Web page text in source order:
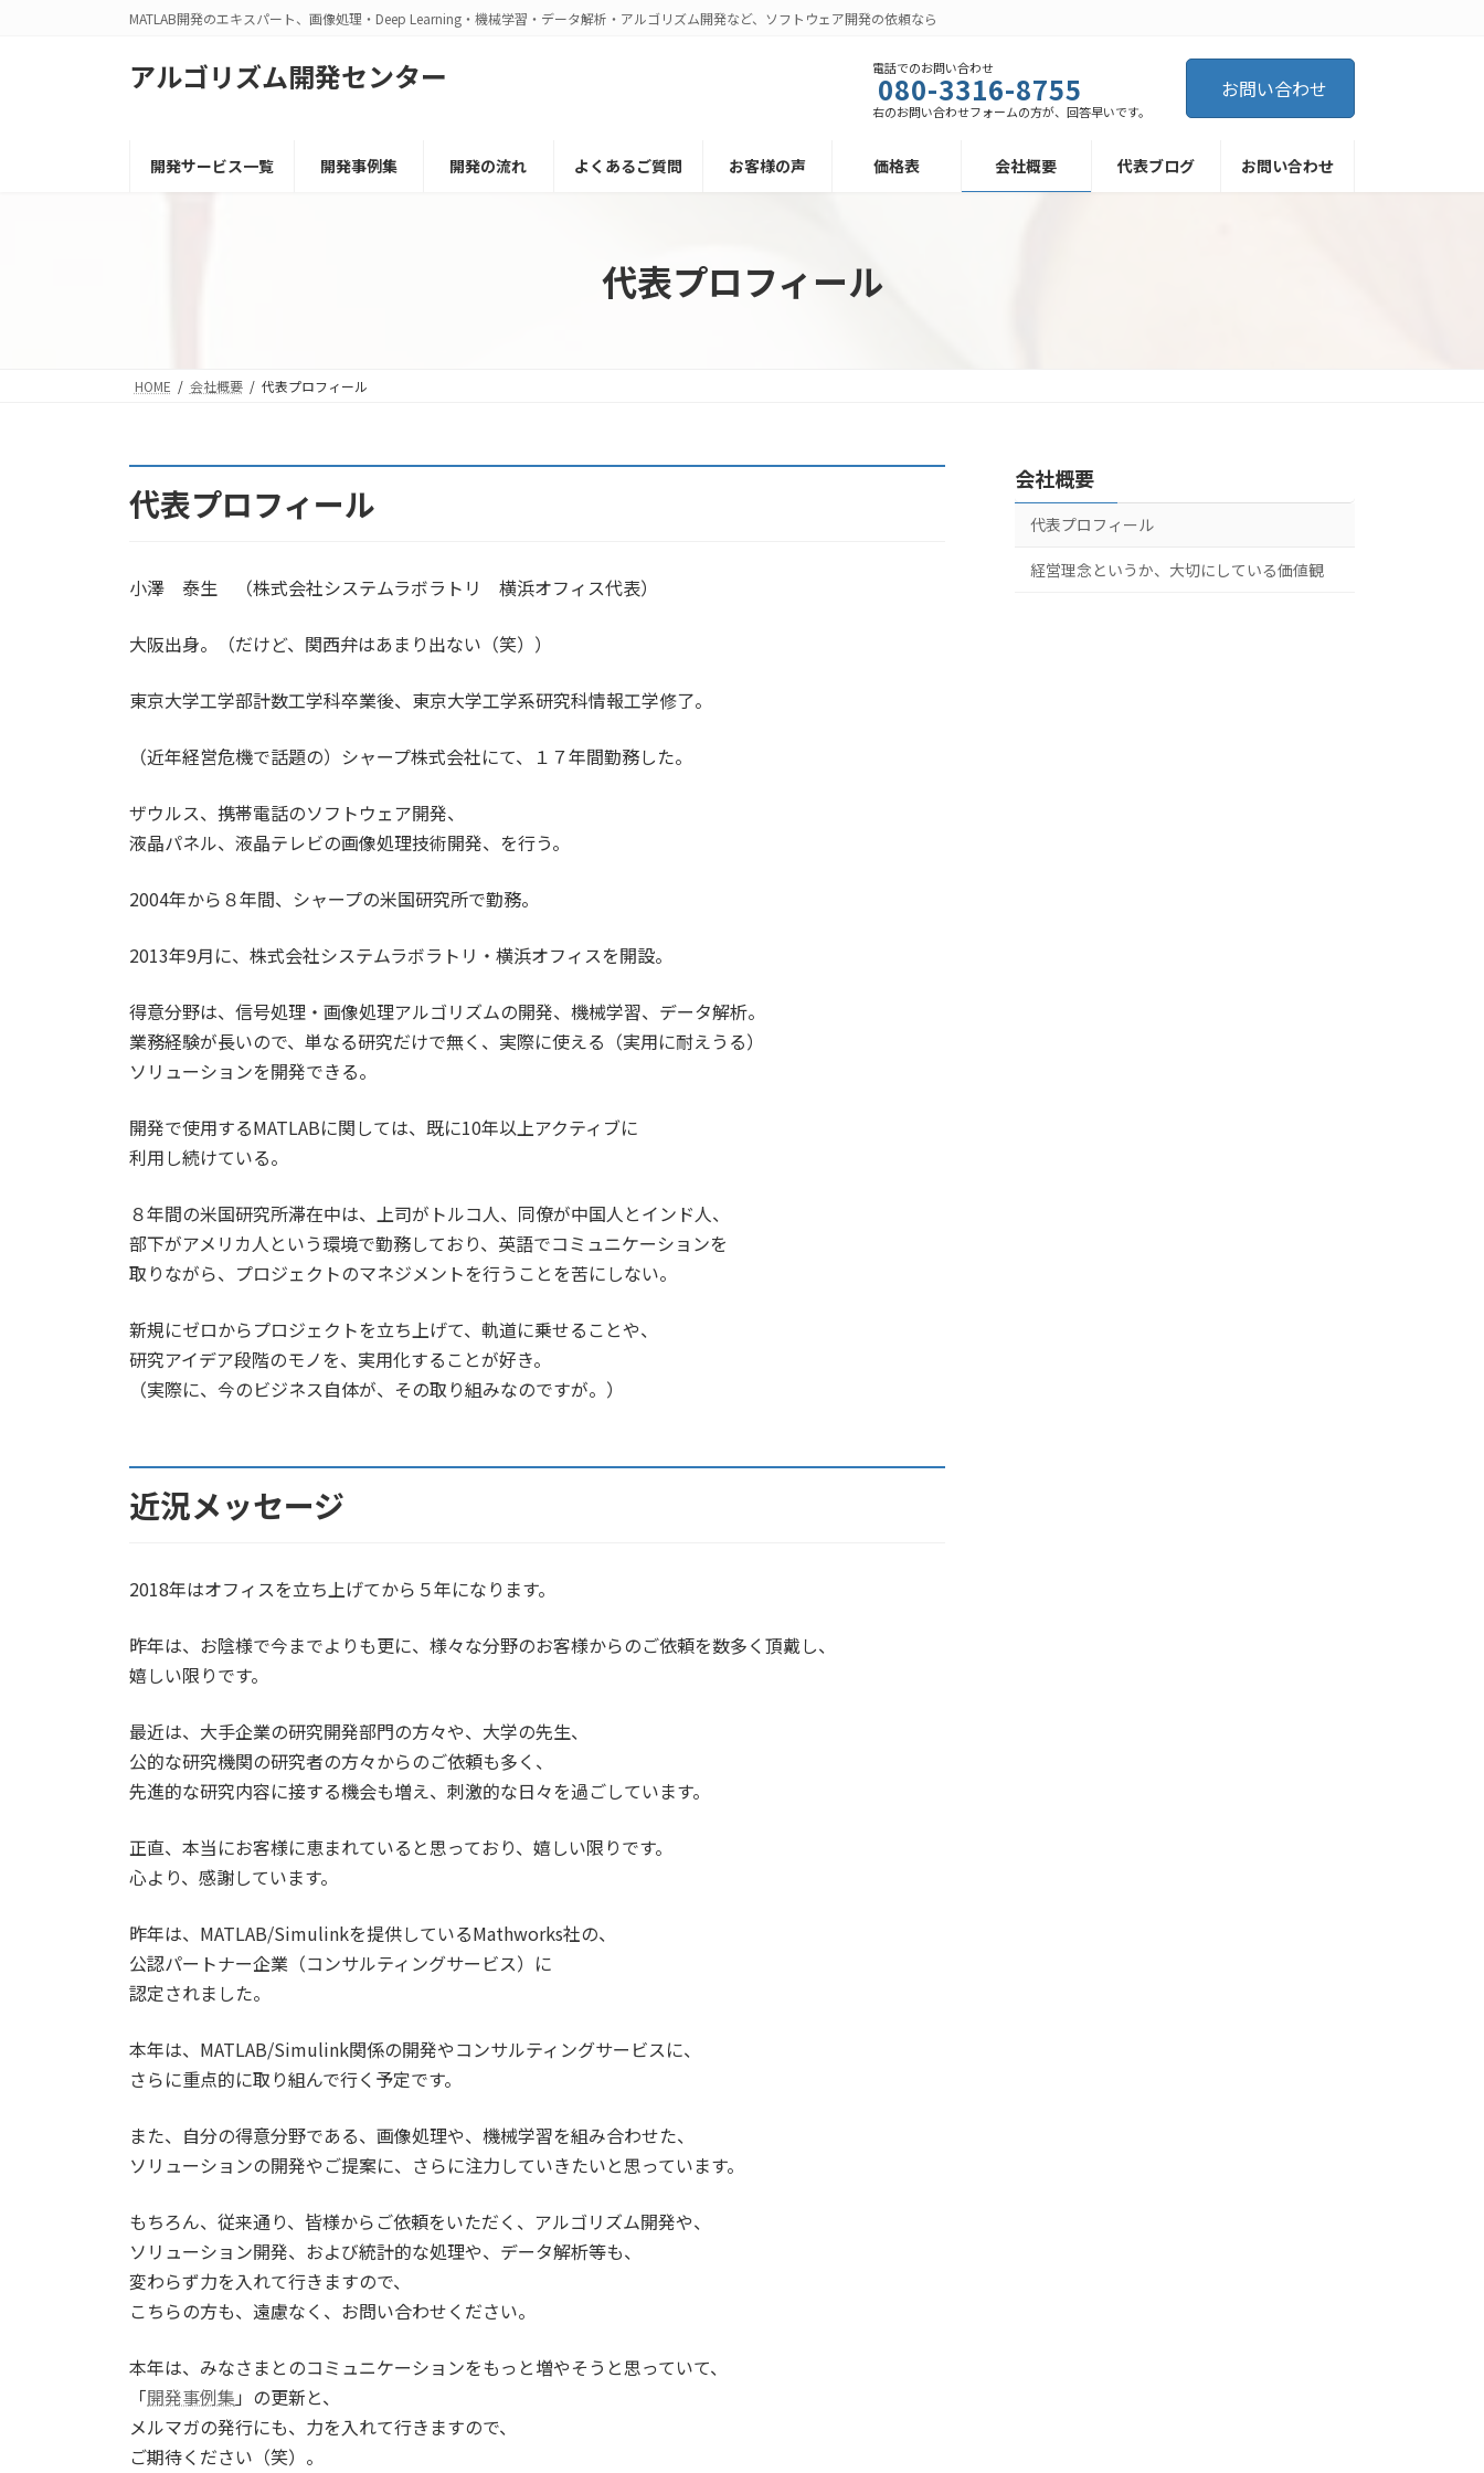
MATLAB開発のエキスパート、画像処理・Deep Learning・機械学習・データ解析・アルゴリズム開発など、ソフトウェア開発の依頼なら
アルゴリズム開発センター 電話でのお問い合わせ
080-3316-8755
右のお問い合わせフォームの方が、回答早いです。
お問い合わせ
開発サービス一覧 開発事例集 開発の流れ よくあるご質問 お客様の声 価格表 会社概要 代表ブログ お問い合わせ
代表プロフィール
HOME 会社概要 代表プロフィール
代表プロフィール
小澤 泰生 （株式会社システムラボラトリ 横浜オフィス代表）
大阪出身。（だけど、関西弁はあまり出ない（笑））
東京大学工学部計数工学科卒業後、東京大学工学系研究科情報工学修了。
（近年経営危機で話題の）シャープ株式会社にて、１７年間勤務した。
ザウルス、携帯電話のソフトウェア開発、
液晶パネル、液晶テレビの画像処理技術開発、を行う。
2004年から８年間、シャープの米国研究所で勤務。
2013年9月に、株式会社システムラボラトリ・横浜オフィスを開設。
得意分野は、信号処理・画像処理アルゴリズムの開発、機械学習、データ解析。
業務経験が長いので、単なる研究だけで無く、実際に使える（実用に耐えうる）
ソリューションを開発できる。
開発で使用するMATLABに関しては、既に10年以上アクティブに
利用し続けている。
８年間の米国研究所滞在中は、上司がトルコ人、同僚が中国人とインド人、
部下がアメリカ人という環境で勤務しており、英語でコミュニケーションを
取りながら、プロジェクトのマネジメントを行うことを苦にしない。
新規にゼロからプロジェクトを立ち上げて、軌道に乗せることや、
研究アイデア段階のモノを、実用化することが好き。
（実際に、今のビジネス自体が、その取り組みなのですが。）
近況メッセージ
2018年はオフィスを立ち上げてから５年になります。
昨年は、お陰様で今までよりも更に、様々な分野のお客様からのご依頼を数多く頂戴し、
嬉しい限りです。
最近は、大手企業の研究開発部門の方々や、大学の先生、
公的な研究機関の研究者の方々からのご依頼も多く、
先進的な研究内容に接する機会も増え、刺激的な日々を過ごしています。
正直、本当にお客様に恵まれていると思っており、嬉しい限りです。
心より、感謝しています。
昨年は、MATLAB/Simulinkを提供しているMathworks社の、
公認パートナー企業（コンサルティングサービス）に
認定されました。
本年は、MATLAB/Simulink関係の開発やコンサルティングサービスに、
さらに重点的に取り組んで行く予定です。
また、自分の得意分野である、画像処理や、機械学習を組み合わせた、
ソリューションの開発やご提案に、さらに注力していきたいと思っています。
もちろん、従来通り、皆様からご依頼をいただく、アルゴリズム開発や、
ソリューション開発、および統計的な処理や、データ解析等も、
変わらず力を入れて行きますので、
こちらの方も、遠慮なく、お問い合わせください。
本年は、みなさまとのコミュニケーションをもっと増やそうと思っていて、
「開発事例集 」の更新と、
メルマガの発行にも、力を入れて行きますので、
ご期待ください（笑）。
会社概要
代表プロフィール
経営理念というか、大切にしている価値観